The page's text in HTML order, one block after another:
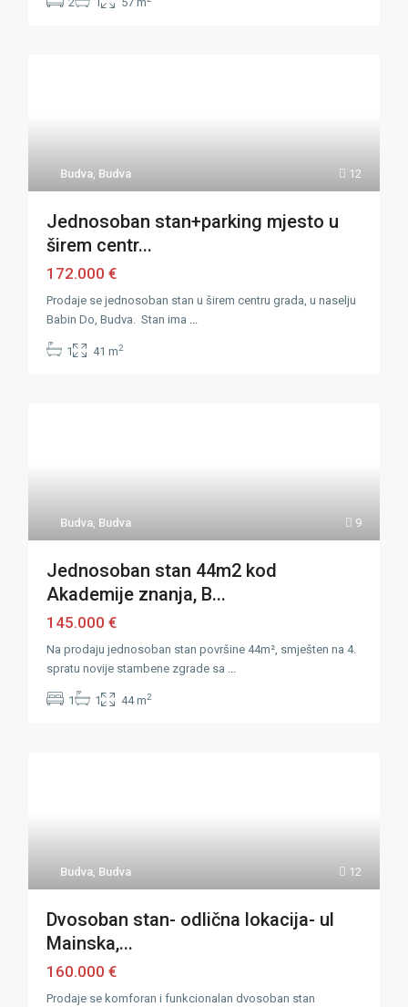
12
Budva, Budva
Jednosoban stan+parking mjesto u
širem centr...
172.000 €
Prodaje se jednosoban stan u širem centru grada, u naselju
Babin Do, Budva. Stan ima ...
1 41 m2
9
Budva, Budva
Jednosoban stan 44m2 kod
Akademije znanja, B...
145.000 €
Na prodaju jednosoban stan površine 44m², smješten na 4.
spratu novije stambene zgrade sa ...
1 1 44 m2
12
Budva, Budva
Dvosoban stan- odlična lokacija- ul
Mainska,...
160.000 €
Prodaje se komforan i funkcionalan dvosoban stan